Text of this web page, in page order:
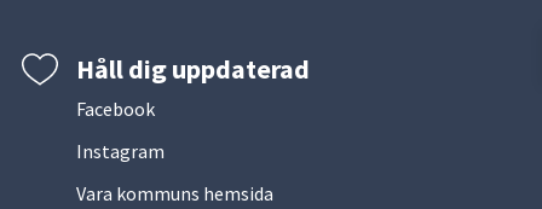
Håll dig uppdaterad
Facebook
Instagram
Vara kommuns hemsida